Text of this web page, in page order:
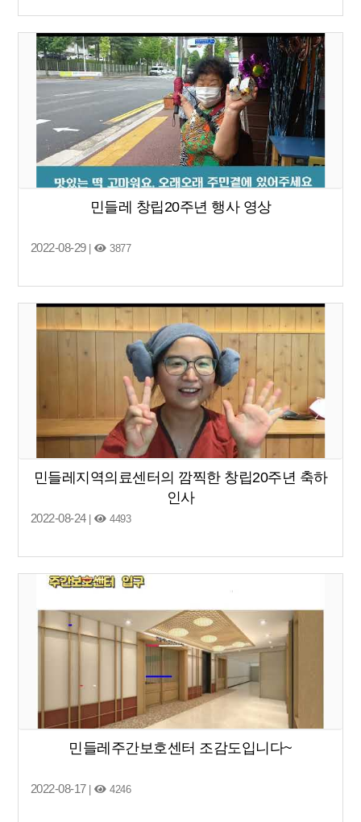
민들레 창립20주년 행사 영상
2022-08-29| 3877
민들레지역의료센터의 깜찍한 창립20주년 축하
인사
2022-08-24| 4493
민들레주간보호센터 조감도입니다~
2022-08-17| 4246